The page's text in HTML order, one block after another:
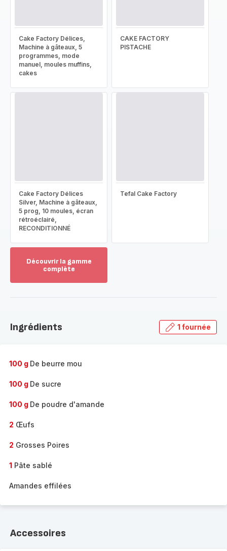
Cake Factory Délices,
Machine à gâteaux, 5
programmes, mode
manuel, moules muffins,
cakes
CAKE FACTORY
PISTACHE
Cake Factory Délices
Silver, Machine à gâteaux,
5 prog, 10 moules, écran
rétroéclairé,
RECONDITIONNÉ
Tefal Cake Factory
Découvrir la gamme
complète
gamme
Ingrédients 1 fournée
100 g De beurre mou
100 g De sucre
100 g De poudre d'amande
2 Œufs
2 Grosses Poires
1 Pâte sablé
Amandes effilées
Accessoires